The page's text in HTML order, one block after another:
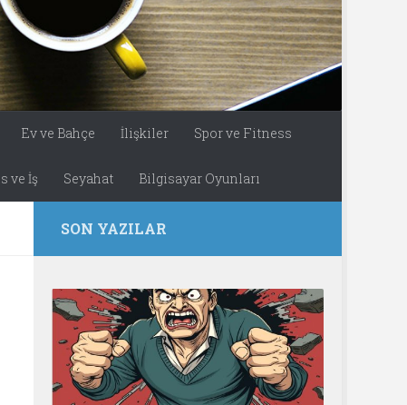
Ev ve Bahçe İlişkiler Spor ve Fitness
ve İş Seyahat Bilgisayar Oyunları
SON YAZILAR